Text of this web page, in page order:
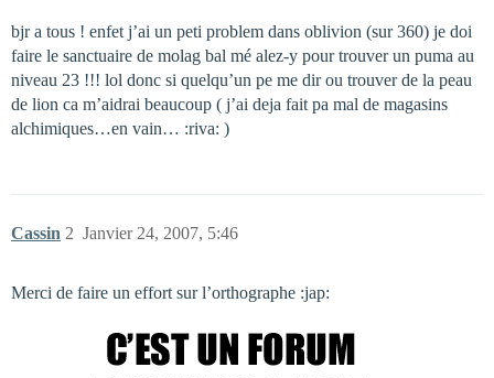
bjr a tous ! enfet j’ai un peti problem dans oblivion (sur 360) je doi
faire le sanctuaire de molag bal mé alez-y pour trouver un puma au
niveau 23 !!! lol donc si quelqu’un pe me dir ou trouver de la peau
de lion ca m’aidrai beaucoup ( j’ai deja fait pa mal de magasins
alchimiques…en vain… :riva: )
Cassin Janvier 24, 2007, 5:46
2
Merci de faire un effort sur l’orthographe :jap: